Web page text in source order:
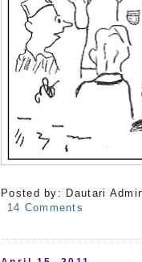
Posted by: Dautari
14 Comments